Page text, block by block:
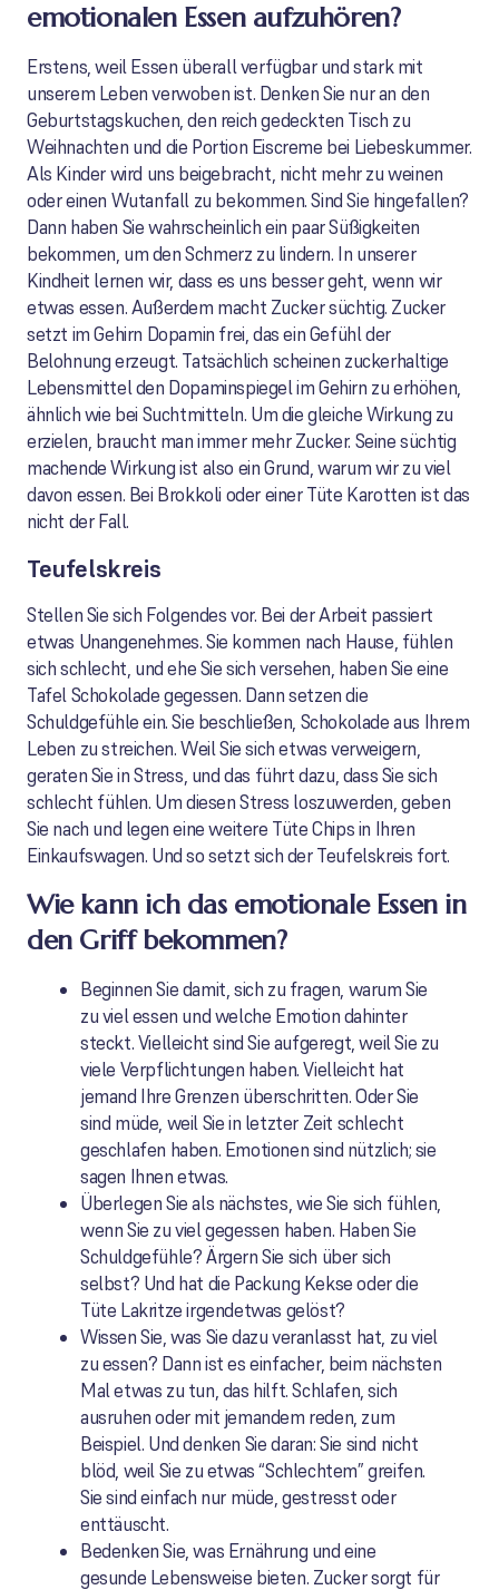
emotionalen Essen aufzuhören?
Erstens, weil Essen überall verfügbar und stark mit
unserem Leben verwoben ist. Denken Sie nur an den
Geburtstagskuchen, den reich gedeckten Tisch zu
Weihnachten und die Portion Eiscreme bei Liebeskummer.
Als Kinder wird uns beigebracht, nicht mehr zu weinen
oder einen Wutanfall zu bekommen. Sind Sie hingefallen?
Dann haben Sie wahrscheinlich ein paar Süßigkeiten
bekommen, um den Schmerz zu lindern. In unserer
Kindheit lernen wir, dass es uns besser geht, wenn wir
etwas essen. Außerdem macht Zucker süchtig. Zucker
setzt im Gehirn Dopamin frei, das ein Gefühl der
Belohnung erzeugt. Tatsächlich scheinen zuckerhaltige
Lebensmittel den Dopaminspiegel im Gehirn zu erhöhen,
ähnlich wie bei Suchtmitteln. Um die gleiche Wirkung zu
erzielen, braucht man immer mehr Zucker. Seine süchtig
machende Wirkung ist also ein Grund, warum wir zu viel
davon essen. Bei Brokkoli oder einer Tüte Karotten ist das
nicht der Fall.
Teufelskreis
Stellen Sie sich Folgendes vor. Bei der Arbeit passiert
etwas Unangenehmes. Sie kommen nach Hause, fühlen
sich schlecht, und ehe Sie sich versehen, haben Sie eine
Tafel Schokolade gegessen. Dann setzen die
Schuldgefühle ein. Sie beschließen, Schokolade aus Ihrem
Leben zu streichen. Weil Sie sich etwas verweigern,
geraten Sie in Stress, und das führt dazu, dass Sie sich
schlecht fühlen. Um diesen Stress loszuwerden, geben
Sie nach und legen eine weitere Tüte Chips in Ihren
Einkaufswagen. Und so setzt sich der Teufelskreis fort.
Wie kann ich das emotionale Essen in
den Griff bekommen?
Beginnen Sie damit, sich zu fragen, warum Sie
zu viel essen und welche Emotion dahinter
steckt. Vielleicht sind Sie aufgeregt, weil Sie zu
viele Verpflichtungen haben. Vielleicht hat
jemand Ihre Grenzen überschritten. Oder Sie
sind müde, weil Sie in letzter Zeit schlecht
geschlafen haben. Emotionen sind nützlich; sie
sagen Ihnen etwas.
Überlegen Sie als nächstes, wie Sie sich fühlen,
wenn Sie zu viel gegessen haben. Haben Sie
Schuldgefühle? Ärgern Sie sich über sich
selbst? Und hat die Packung Kekse oder die
Tüte Lakritze irgendetwas gelöst?
Wissen Sie, was Sie dazu veranlasst hat, zu viel
zu essen? Dann ist es einfacher, beim nächsten
Mal etwas zu tun, das hilft. Schlafen, sich
ausruhen oder mit jemandem reden, zum
Beispiel. Und denken Sie daran: Sie sind nicht
blöd, weil Sie zu etwas “Schlechtem” greifen.
Sie sind einfach nur müde, gestresst oder
enttäuscht.
Bedenken Sie, was Ernährung und eine
gesunde Lebensweise bieten. Zucker sorgt für